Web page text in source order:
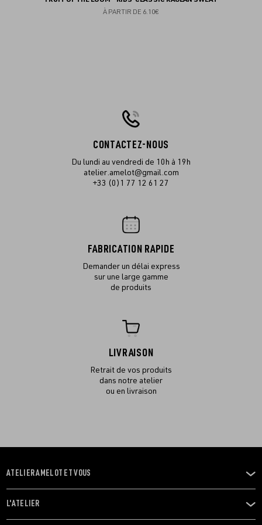
À PARTIR DE 6.10€
CONTACTEZ-NOUS
Du lundi au vendredi de 10h à 19h
atelier.amelot@gmail.com
+33 (0)1 77 12 61 27
FABRICATION RAPIDE
Demander un délai express
sur une large gamme
de produits
LIVRAISON
Retrait de vos produits
dans notre atelier
ou en livraison
OUVRIR
LE
MENU
ATELIER AMELOT ET VOUS
OUVRIR
LE
L'ATELIER